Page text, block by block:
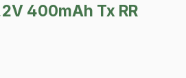
400mAh Tx RR